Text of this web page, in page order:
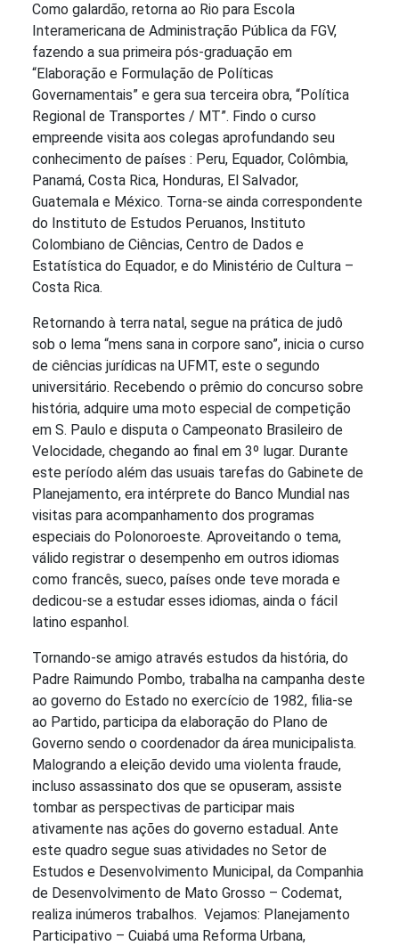
Como galardão, retorna ao Rio para Escola
Interamericana de Administração Pública da FGV,
fazendo a sua primeira pós-graduação em
“Elaboração e Formulação de Políticas
Governamentais” e gera sua terceira obra, “Política
Regional de Transportes / MT”. Findo o curso
empreende visita aos colegas aprofundando seu
conhecimento de países : Peru, Equador, Colômbia,
Panamá, Costa Rica, Honduras, El Salvador,
Guatemala e México. Torna-se ainda correspondente
do Instituto de Estudos Peruanos, Instituto
Colombiano de Ciências, Centro de Dados e
Estatística do Equador, e do Ministério de Cultura –
Costa Rica.
Retornando à terra natal, segue na prática de judô
sob o lema “mens sana in corpore sano”, inicia o curso
de ciências jurídicas na UFMT, este o segundo
universitário. Recebendo o prêmio do concurso sobre
história, adquire uma moto especial de competição
em S. Paulo e disputa o Campeonato Brasileiro de
Velocidade, chegando ao final em 3º lugar. Durante
este período além das usuais tarefas do Gabinete de
Planejamento, era intérprete do Banco Mundial nas
visitas para acompanhamento dos programas
especiais do Polonoroeste. Aproveitando o tema,
válido registrar o desempenho em outros idiomas
como francês, sueco, países onde teve morada e
dedicou-se a estudar esses idiomas, ainda o fácil
latino espanhol.
Tornando-se amigo através estudos da história, do
Padre Raimundo Pombo, trabalha na campanha deste
ao governo do Estado no exercício de 1982, filia-se
ao Partido, participa da elaboração do Plano de
Governo sendo o coordenador da área municipalista.
Malogrando a eleição devido uma violenta fraude,
incluso assassinato dos que se opuseram, assiste
tombar as perspectivas de participar mais
ativamente nas ações do governo estadual. Ante
este quadro segue suas atividades no Setor de
Estudos e Desenvolvimento Municipal, da Companhia
de Desenvolvimento de Mato Grosso – Codemat,
realiza inúmeros trabalhos. Vejamos: Planejamento
Participativo – Cuiabá uma Reforma Urbana,